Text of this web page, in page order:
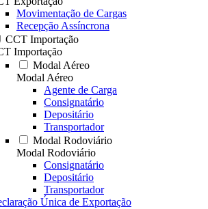
Movimentação de Cargas
Recepção Assíncrona
CCT Importação
Importação
Modal Aéreo
Modal Aéreo
Agente de Carga
Consignatário
Depositário
Transportador
Modal Rodoviário
Modal Rodoviário
Consignatário
Depositário
Transportador
Única de Exportação